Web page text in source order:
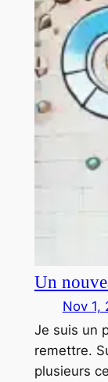
Un
Nov 1,
Je suis un
remettre.
plusieurs